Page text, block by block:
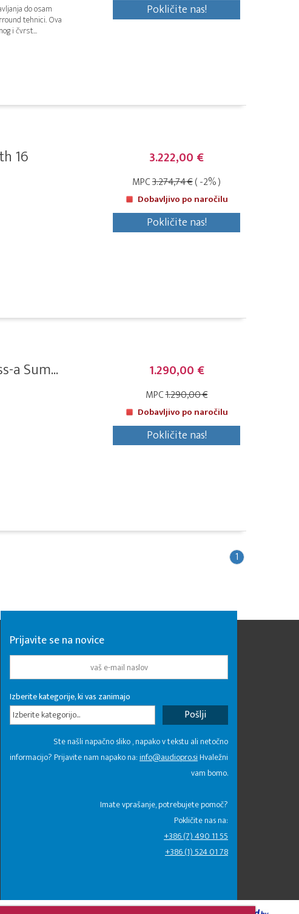
do osam
tehnici. Ova
i čvrst...
Pokličite nas!
16 3.222,00 €
MPC3.274,74 €( -2% )
Dobavljivo po naročilu
Pokličite nas!
a Sum... 1.290,00 €
MPC1.290,00 €
Dobavljivo po naročilu
Pokličite nas!
1
Prijavite se na novice
Izberite kategorije, ki vas zanimajo
Izberite kategorijo...
Ste našli napačno sliko , napako v tekstu ali netočno
informacijo? Prijavite nam napako na:info@audiopro.siHvaležni
vam bomo.
Imate vprašanje, potrebujete pomoč?
Pokličite nas na:
+386 (7) 490 11 55
+386 (1) 524 01 78